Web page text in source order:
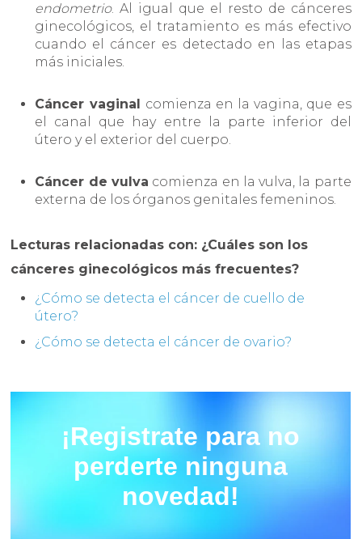
endometrio. Al igual que el resto de cánceres
ginecológicos, el tratamiento es más efectivo
cuando el cáncer es detectado en las etapas
más iniciales.
Cáncer vaginal comienza en la vagina, que es
el canal que hay entre la parte inferior del
útero y el exterior del cuerpo.
Cáncer de vulva comienza en la vulva, la parte
externa de los órganos genitales femeninos.
Lecturas relacionadas con: ¿Cuáles son los
cánceres ginecológicos más frecuentes?
¿Cómo se detecta el cáncer de cuello de
útero?
¿Cómo se detecta el cáncer de ovario?